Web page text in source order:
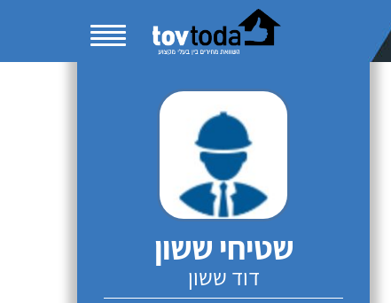
שטיחי ששון
דוד ששון